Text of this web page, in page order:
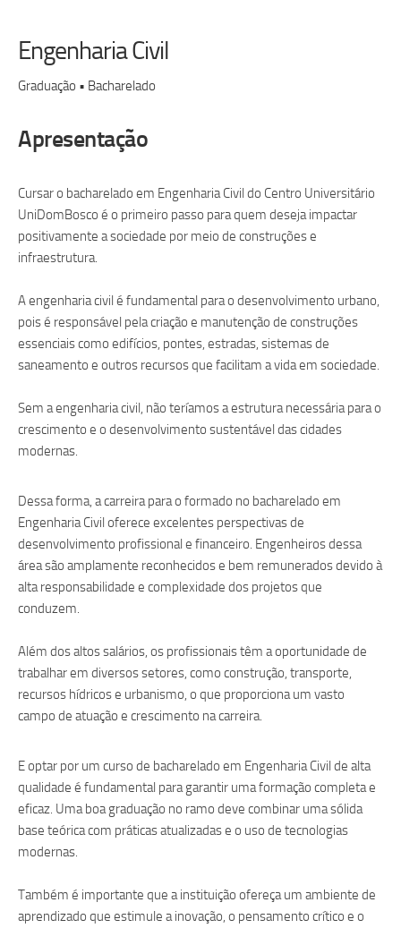
Engenharia Civil
Graduação • Bacharelado
Apresentação
Cursar o bacharelado em Engenharia Civil do Centro Universitário
UniDomBosco é o primeiro passo para quem deseja impactar
positivamente a sociedade por meio de construções e
infraestrutura.
A engenharia civil é fundamental para o desenvolvimento urbano,
pois é responsável pela criação e manutenção de construções
essenciais como edifícios, pontes, estradas, sistemas de
saneamento e outros recursos que facilitam a vida em sociedade.
Sem a engenharia civil, não teríamos a estrutura necessária para o
crescimento e o desenvolvimento sustentável das cidades
modernas.
Dessa forma, a carreira para o formado no bacharelado em
Engenharia Civil oferece excelentes perspectivas de
desenvolvimento profissional e financeiro. Engenheiros dessa
área são amplamente reconhecidos e bem remunerados devido à
alta responsabilidade e complexidade dos projetos que
conduzem.
Além dos altos salários, os profissionais têm a oportunidade de
trabalhar em diversos setores, como construção, transporte,
recursos hídricos e urbanismo, o que proporciona um vasto
campo de atuação e crescimento na carreira.
E optar por um curso de bacharelado em Engenharia Civil de alta
qualidade é fundamental para garantir uma formação completa e
eficaz. Uma boa graduação no ramo deve combinar uma sólida
base teórica com práticas atualizadas e o uso de tecnologias
modernas.
Também é importante que a instituição ofereça um ambiente de
aprendizado que estimule a inovação, o pensamento crítico e o